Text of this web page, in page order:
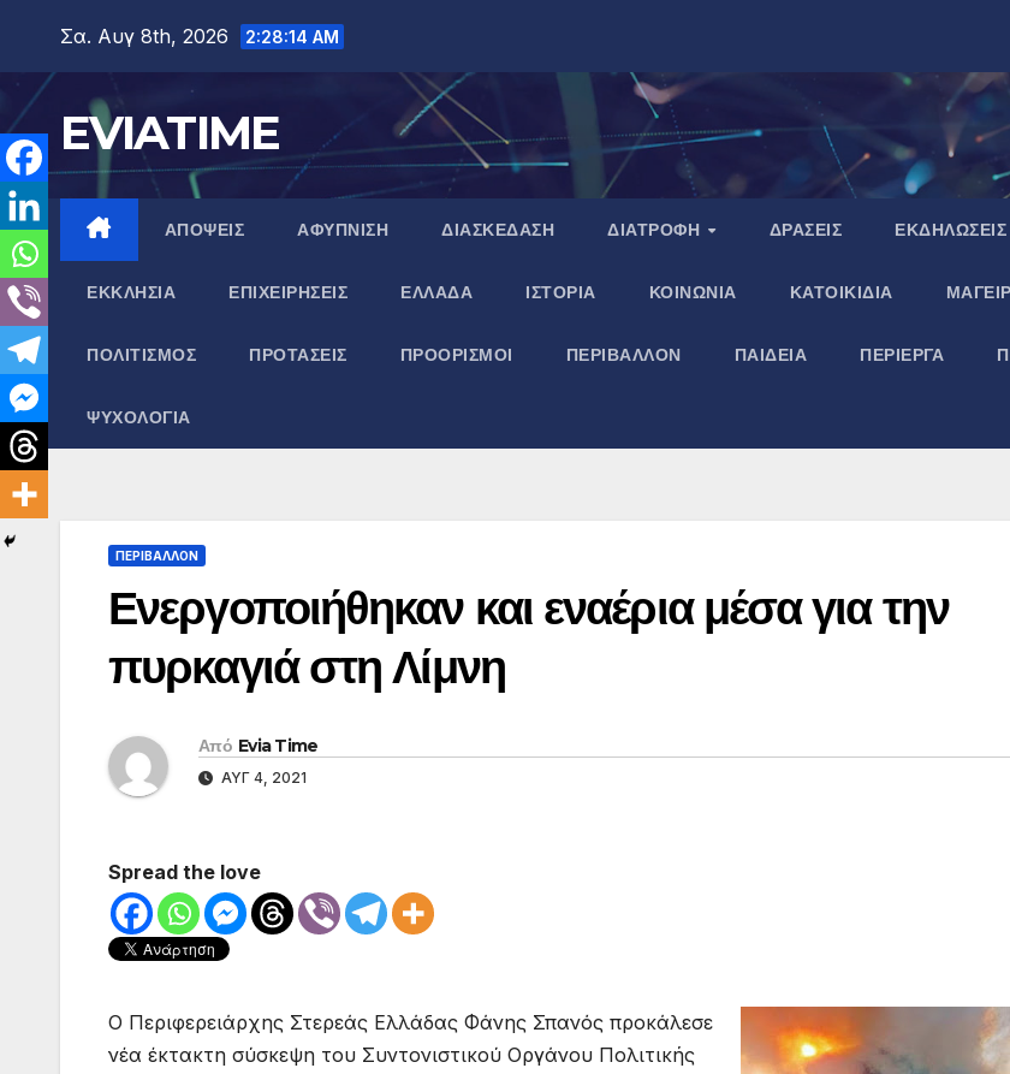
περιεχόμενο
Σα. Αυγ 8th, 2026 2:28:15 AM
EVIATIME
ΑΠΟΨΕΙΣ ΑΦΥΠΝΙΣΗ ΔΙΑΣΚΕΔΑΣΗ ΔΙΑΤΡΟΦΗ ΔΡΑΣΕΙΣ ΕΚΔΗΛΩΣΕΙΣ
ΕΚΚΛΗΣΙΑ ΕΠΙΧΕΙΡΗΣΕΙΣ ΕΛΛΑΔΑ ΙΣΤΟΡΙΑ ΚΟΙΝΩΝΙΑ ΚΑΤΟΙΚΙΔΙΑ
ΠΟΛΙΤΙΣΜΟΣ ΠΡΟΤΑΣΕΙΣ ΠΡΟΟΡΙΣΜΟΙ ΠΕΡΙΒΑΛΛΟΝ ΠΑΙΔΕΙΑ ΠΕΡΙΕΡΓΑ
ΨΥΧΟΛΟΓΙΑ
ΠΕΡΙΒΑΛΛΟΝ
Ενεργοποιήθηκαν και εναέρια μέσα για την
πυρκαγιά στη Λίμνη
Από Evia Time
ΑΥΓ 4, 2021
Spread the love
Ο Περιφερειάρχης Στερεάς Ελλάδας Φάνης Σπανός προκάλεσε
νέα έκτακτη σύσκεψη του Συντονιστικού Οργάνου Πολιτικής